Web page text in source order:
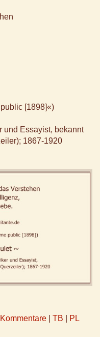
[1898]«)
und Essayist, bekannt
1867-1920
Kommentare TB PL